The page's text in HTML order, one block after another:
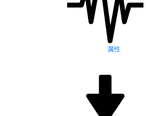
属性